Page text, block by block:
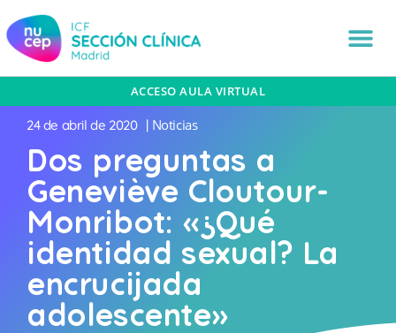
ACCESO AULA VIRTUAL
24 de abril de 2020 | Noticias
Dos preguntas a
Geneviève Cloutour-
Monribot: «¿Qué
identidad sexual? La
encrucijada
adolescente»